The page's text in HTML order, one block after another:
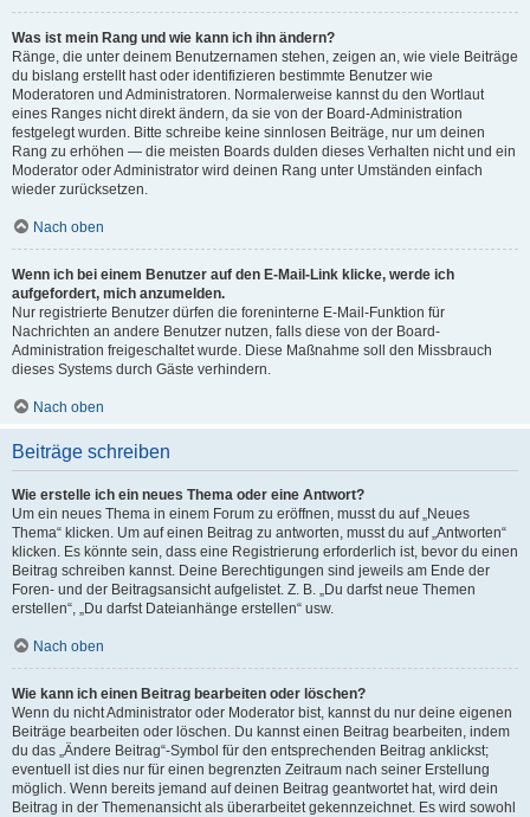
Was ist mein Rang und wie kann ich ihn ändern?
Ränge, die unter deinem Benutzernamen stehen, zeigen an, wie viele Beiträge
du bislang erstellt hast oder identifizieren bestimmte Benutzer wie
Moderatoren und Administratoren. Normalerweise kannst du den Wortlaut
eines Ranges nicht direkt ändern, da sie von der Board-Administration
festgelegt wurden. Bitte schreibe keine sinnlosen Beiträge, nur um deinen
Rang zu erhöhen — die meisten Boards dulden dieses Verhalten nicht und ein
Moderator oder Administrator wird deinen Rang unter Umständen einfach
wieder zurücksetzen.
Nach oben
Wenn ich bei einem Benutzer auf den E-Mail-Link klicke, werde ich
aufgefordert, mich anzumelden.
Nur registrierte Benutzer dürfen die foreninterne E-Mail-Funktion für
Nachrichten an andere Benutzer nutzen, falls diese von der Board-
Administration freigeschaltet wurde. Diese Maßnahme soll den Missbrauch
dieses Systems durch Gäste verhindern.
Nach oben
Beiträge schreiben
Wie erstelle ich ein neues Thema oder eine Antwort?
Um ein neues Thema in einem Forum zu eröffnen, musst du auf „Neues
Thema“ klicken. Um auf einen Beitrag zu antworten, musst du auf „Antworten“
klicken. Es könnte sein, dass eine Registrierung erforderlich ist, bevor du einen
Beitrag schreiben kannst. Deine Berechtigungen sind jeweils am Ende der
Foren- und der Beitragsansicht aufgelistet. Z. B. „Du darfst neue Themen
erstellen“, „Du darfst Dateianhänge erstellen“ usw.
Nach oben
Wie kann ich einen Beitrag bearbeiten oder löschen?
Wenn du nicht Administrator oder Moderator bist, kannst du nur deine eigenen
Beiträge bearbeiten oder löschen. Du kannst einen Beitrag bearbeiten, indem
du das „Ändere Beitrag“-Symbol für den entsprechenden Beitrag anklickst;
eventuell ist dies nur für einen begrenzten Zeitraum nach seiner Erstellung
möglich. Wenn bereits jemand auf deinen Beitrag geantwortet hat, wird dein
Beitrag in der Themenansicht als überarbeitet gekennzeichnet. Es wird sowohl